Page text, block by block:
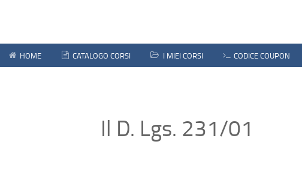
HOME CATALOGO CORSI I MIEI CORSI CODICE COUPON
Il D. Lgs. 231/01